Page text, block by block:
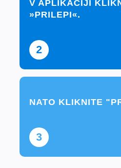
2
V APLIKACIJI
»PRILEPI«.
3
NATO KLIKNITE